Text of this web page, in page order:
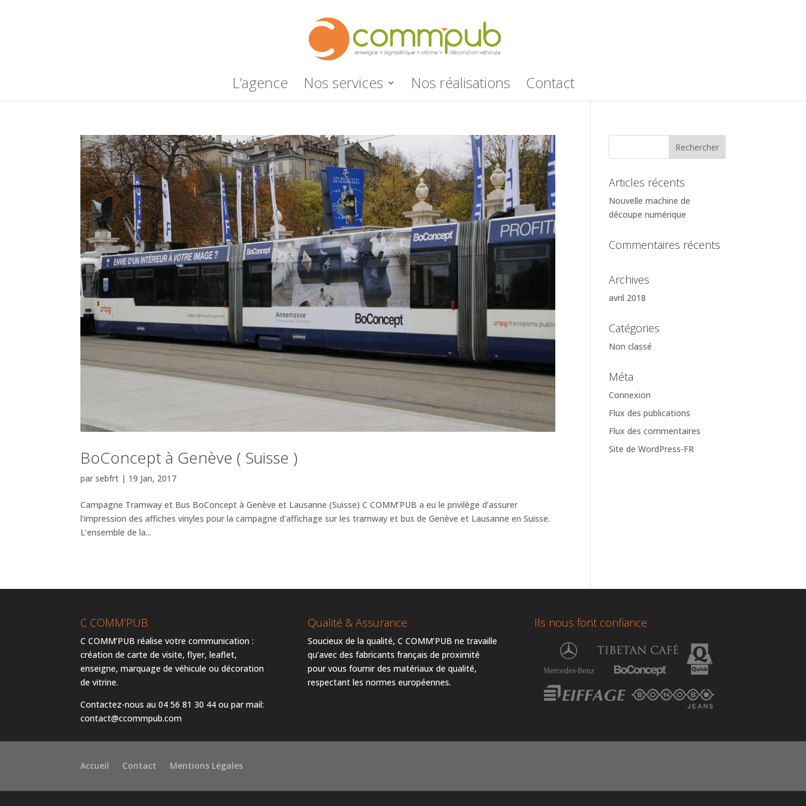
L’agence Nos services Nos réalisations Contact
BoConcept à Genève ( Suisse )
parsebfrt | 19 Jan, 2017
Campagne Tramway et Bus BoConcept à Genève et Lausanne (Suisse) C COMM’PUB a eu le privilège d’assurer
l’impression des affiches vinyles pour la campagne d’affichage sur les tramway et bus de Genève et Lausanne en Suisse.
L’ensemble de la...
Articles récents
Nouvelle machine de
découpe numérique
Commentaires récents
Archives
avril 2018
Catégories
Non classé
Méta
Connexion
Flux des publications
Flux des commentaires
Site de WordPress-FR
C COMM’PUB
C COMM’PUB réalise votre communication :
création de carte de visite, flyer, leaflet,
enseigne, marquage de véhicule ou décoration
de vitrine.
Contactez-nous au 04 56 81 30 44 ou par mail:
contact@ccommpub.com
Qualité & Assurance
Soucieux de la qualité, C COMM’PUB ne travaille
qu’avec des fabricants français de proximité
pour vous fournir des matériaux de qualité,
respectant les normes européennes.
Ils nous font confiance
Accueil Contact Mentions Légales